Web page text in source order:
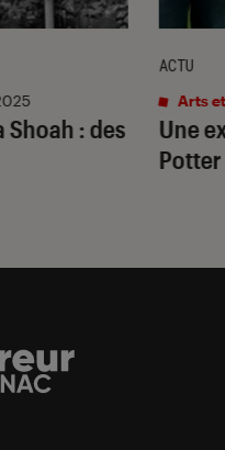
Shoah : des
Une
ACTU
Arts